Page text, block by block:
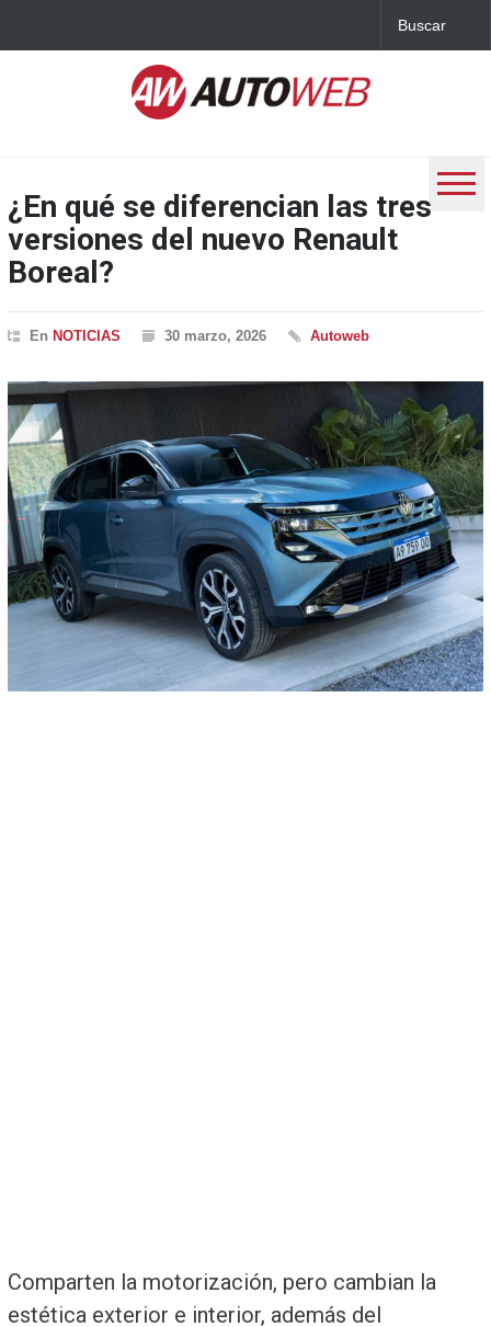
¿En qué se diferencian las tres
versiones del nuevo Renault
Boreal?
En NOTICIAS 30 marzo, 2026 Autoweb
Comparten la motorización, pero cambian la
estética exterior e interior, además del